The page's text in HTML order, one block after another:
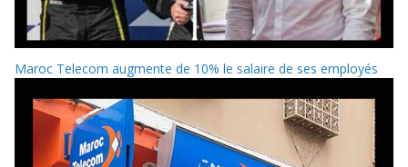
Maroc Telecom augmente de 10% le salaire de ses employés